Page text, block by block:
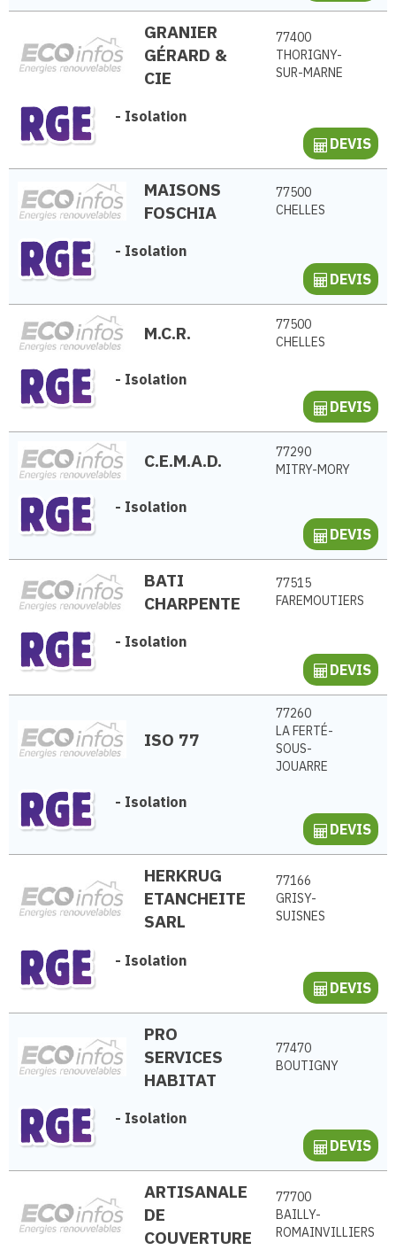
GRANIER
GÉRARD &
CIE
77400
THORIGNY-
SUR-MARNE
- Isolation
DEVIS
MAISONS
FOSCHIA
77500
CHELLES
- Isolation
DEVIS
M.C.R.
77500
CHELLES
- Isolation
DEVIS
C.E.M.A.D.
77290
MITRY-MORY
- Isolation
DEVIS
BATI
CHARPENTE
77515
FAREMOUTIERS
- Isolation
DEVIS
ISO 77
77260
LA FERTÉ-
SOUS-
JOUARRE
- Isolation
DEVIS
HERKRUG
ETANCHEITE
SARL
77166
GRISY-
SUISNES
- Isolation
DEVIS
PRO
SERVICES
HABITAT
77470
BOUTIGNY
- Isolation
DEVIS
ARTISANALE
DE
COUVERTURE
77700
BAILLY-
ROMAINVILLIERS